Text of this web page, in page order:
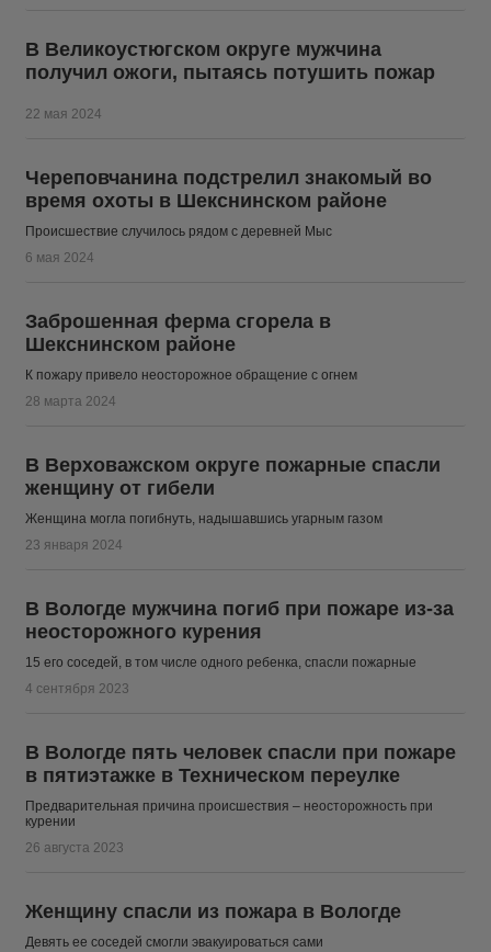
В Великоустюгском округе мужчина
получил ожоги, пытаясь потушить пожар
22 мая 2024
Череповчанина подстрелил знакомый во
время охоты в Шекснинском районе
Происшествие случилось рядом с деревней Мыс
6 мая 2024
Заброшенная ферма сгорела в
Шекснинском районе
К пожару привело неосторожное обращение с огнем
28 марта 2024
В Верховажском округе пожарные спасли
женщину от гибели
Женщина могла погибнуть, надышавшись угарным газом
23 января 2024
В Вологде мужчина погиб при пожаре из-за
неосторожного курения
15 его соседей, в том числе одного ребенка, спасли пожарные
4 сентября 2023
В Вологде пять человек спасли при пожаре
в пятиэтажке в Техническом переулке
Предварительная причина происшествия – неосторожность при
курении
26 августа 2023
Женщину спасли из пожара в Вологде
Девять ее соседей смогли эвакуироваться сами